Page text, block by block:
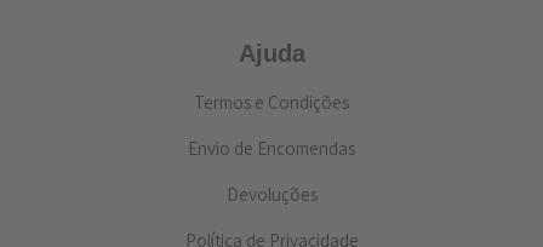
Ajuda
Termos e Condições
Envio de Encomendas
Devoluções
Política de Privacidade